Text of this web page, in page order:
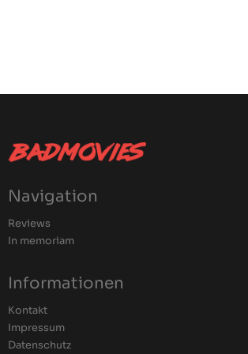
Navigation
Reviews
In memoriam
Informationen
Kontakt
Impressum
Datenschutz